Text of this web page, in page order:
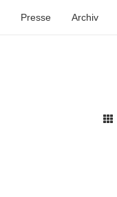
Presse Archiv